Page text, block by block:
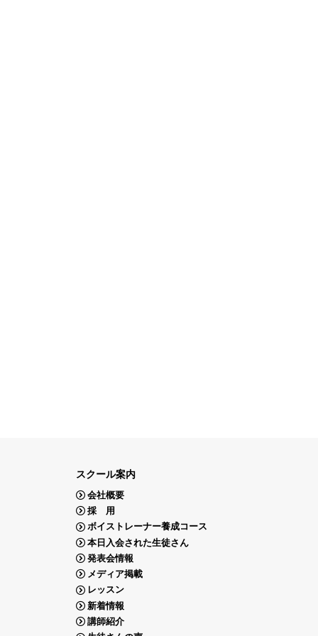
スクール案内
会社概要
採 用
ボイストレーナー養成コース
本日入会された生徒さん
発表会情報
メディア掲載
レッスン
新着情報
講師紹介